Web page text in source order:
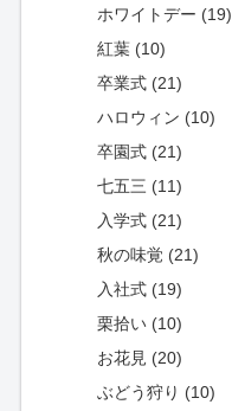
ホワイトデー (19)
紅葉 (10)
卒業式 (21)
ハロウィン (10)
卒園式 (21)
七五三 (11)
入学式 (21)
秋の味覚 (21)
入社式 (19)
栗拾い (10)
お花見 (20)
ぶどう狩り (10)